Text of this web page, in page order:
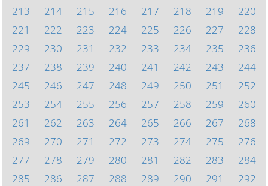
213
214 215 216 217 218 219
220
221
222 223 224 225 226 227
228
229
230 231 232 233 234 235
236
237
238 239 240 241 242 243
244
245
246 247 248 249 250 251
252
253
254 255 256 257 258 259
260
261
262 263 264 265 266 267
268
269
270 271 272 273 274 275
276
277
278 279 280 281 282 283
284
285
286 287 288 289 290 291
292